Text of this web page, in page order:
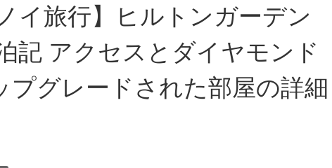
イ旅行】ヒルトンガーデン
記 アクセスとダイヤモンド
プグレードされた部屋の詳細